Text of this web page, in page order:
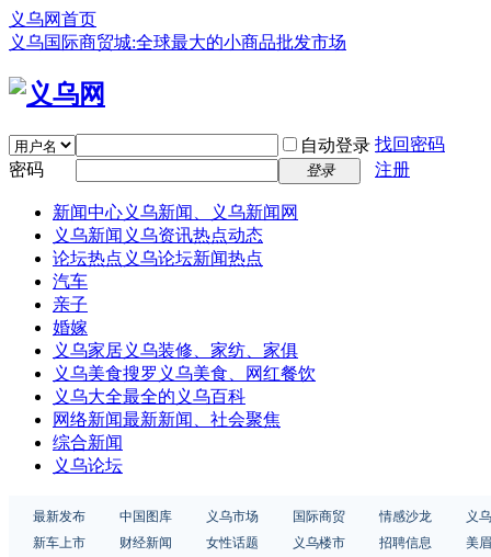
义乌网首页
义乌国际商贸城:全球最大的小商品批发市场
自动登录 找回密码
密码
登录 注册
新闻中心义乌新闻、义乌新闻网
义乌新闻 义乌资讯热点动态
论坛热点 义乌论坛新闻热点
汽车
亲子
婚嫁
义乌家居义乌装修、家纺、家俱
义乌美食搜罗义乌美食、网红餐饮
义乌大全最全的义乌百科
网络新闻最新新闻、社会聚焦
综合新闻
义乌论坛
最新发布 中国图库 义乌市场 国际商贸 情感沙龙
义
新车上市
财经新闻 女性话题 义乌楼市 招聘信息 美